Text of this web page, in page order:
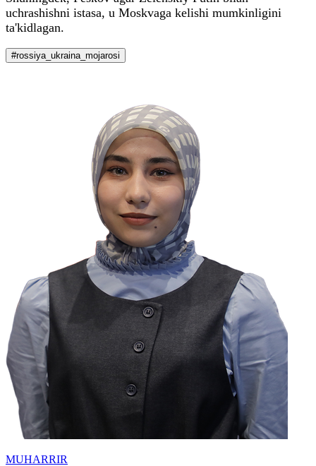
uchrashishni istasa, u Moskvaga kelishi mumkinligini
ta'kidlagan.
#rossiya_ukraina_mojarosi
MUHARRIR